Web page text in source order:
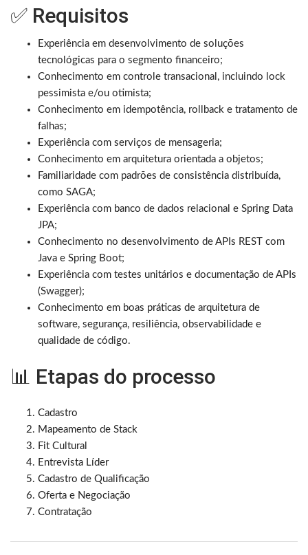
✅ Requisitos
Experiência em desenvolvimento de soluções
tecnológicas para o segmento financeiro;
Conhecimento em controle transacional, incluindo lock
pessimista e/ou otimista;
Conhecimento em idempotência, rollback e tratamento de
falhas;
Experiência com serviços de mensageria;
Conhecimento em arquitetura orientada a objetos;
Familiaridade com padrões de consistência distribuída,
como SAGA;
Experiência com banco de dados relacional e Spring Data
JPA;
Conhecimento no desenvolvimento de APIs REST com
Java e Spring Boot;
Experiência com testes unitários e documentação de APIs
(Swagger);
Conhecimento em boas práticas de arquitetura de
software, segurança, resiliência, observabilidade e
qualidade de código.
📊 Etapas do processo
Cadastro
Mapeamento de Stack
Fit Cultural
Entrevista Líder
Cadastro de Qualificação
Oferta e Negociação
Contratação